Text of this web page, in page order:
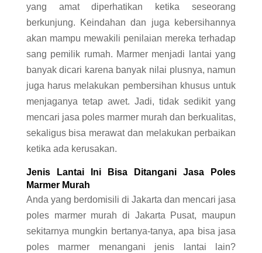
yang amat diperhatikan ketika seseorang
berkunjung. Keindahan dan juga kebersihannya
akan mampu mewakili penilaian mereka terhadap
sang pemilik rumah. Marmer menjadi lantai yang
banyak dicari karena banyak nilai plusnya, namun
juga harus melakukan pembersihan khusus untuk
menjaganya tetap awet. Jadi, tidak sedikit yang
mencari jasa poles marmer murah dan berkualitas,
sekaligus bisa merawat dan melakukan perbaikan
ketika ada kerusakan.
Jenis Lantai Ini Bisa Ditangani Jasa Poles
Marmer Murah
Anda yang berdomisili di Jakarta dan mencari jasa
poles marmer murah di Jakarta Pusat, maupun
sekitarnya mungkin bertanya-tanya, apa bisa jasa
poles marmer menangani jenis lantai lain?